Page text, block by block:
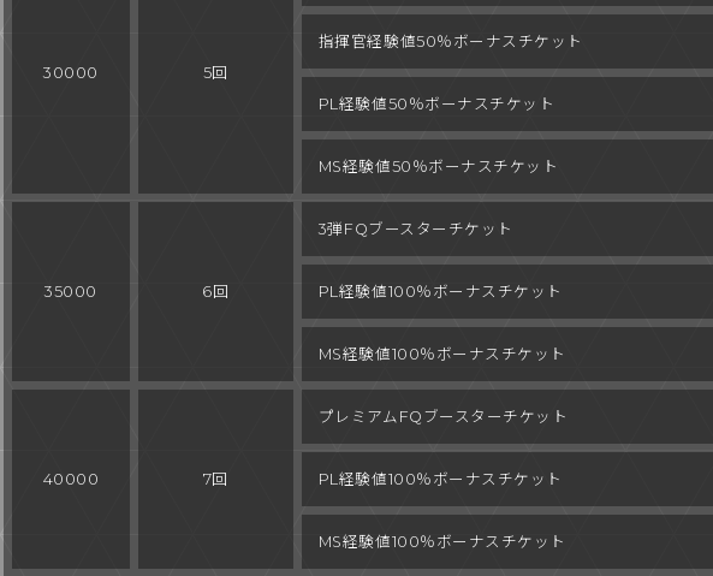
30000 5回
指揮官経験値50％ボーナスチケット
PL経験値50％ボーナスチケット
MS経験値50％ボーナスチケット
35000 6回
3弾FQブースターチケット
PL経験値100％ボーナスチケット
MS経験値100％ボーナスチケット
40000 7回
プレミアム FQブースターチケット
PL経験値100％ボーナスチケット
MS経験値100％ボーナスチケット